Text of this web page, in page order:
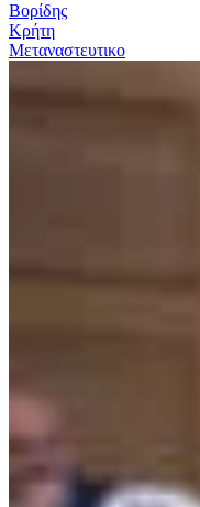
Βορίδης
Κρήτη
Μεταναστευτικο